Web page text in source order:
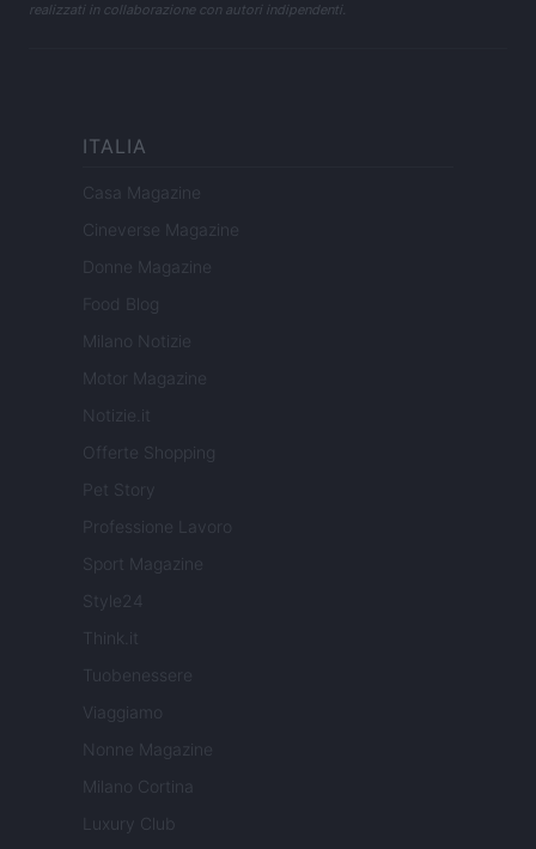
realizzati in collaborazione con autori indipendenti.
ITALIA
Casa Magazine
Cineverse Magazine
Donne Magazine
Food Blog
Milano Notizie
Motor Magazine
Notizie.it
Offerte Shopping
Pet Story
Professione Lavoro
Sport Magazine
Style24
Think.it
Tuobenessere
Viaggiamo
Nonne Magazine
Milano Cortina
Luxury Club